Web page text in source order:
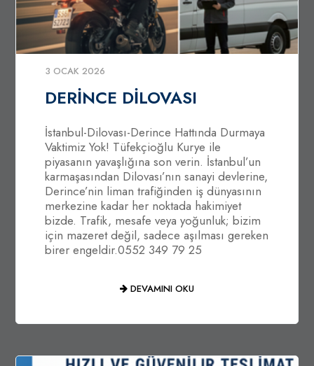
3 OCAK 2026
DERİNCE DİLOVASI
İstanbul-Dilovası-Derince Hattında Durmaya
Vaktimiz Yok! Tüfekçioğlu Kurye ile
piyasanın yavaşlığına son verin. İstanbul’un
karmaşasından Dilovası’nın sanayi devlerine,
Derince’nin liman trafiğinden iş dünyasının
merkezine kadar her noktada hakimiyet
bizde. Trafik, mesafe veya yoğunluk; bizim
için mazeret değil, sadece aşılması gereken
birer engeldir.0552 349 79 25
DEVAMINI OKU